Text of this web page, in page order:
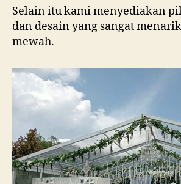
Selain itu kami menyediakan
dan desain yang sangat
mewah.